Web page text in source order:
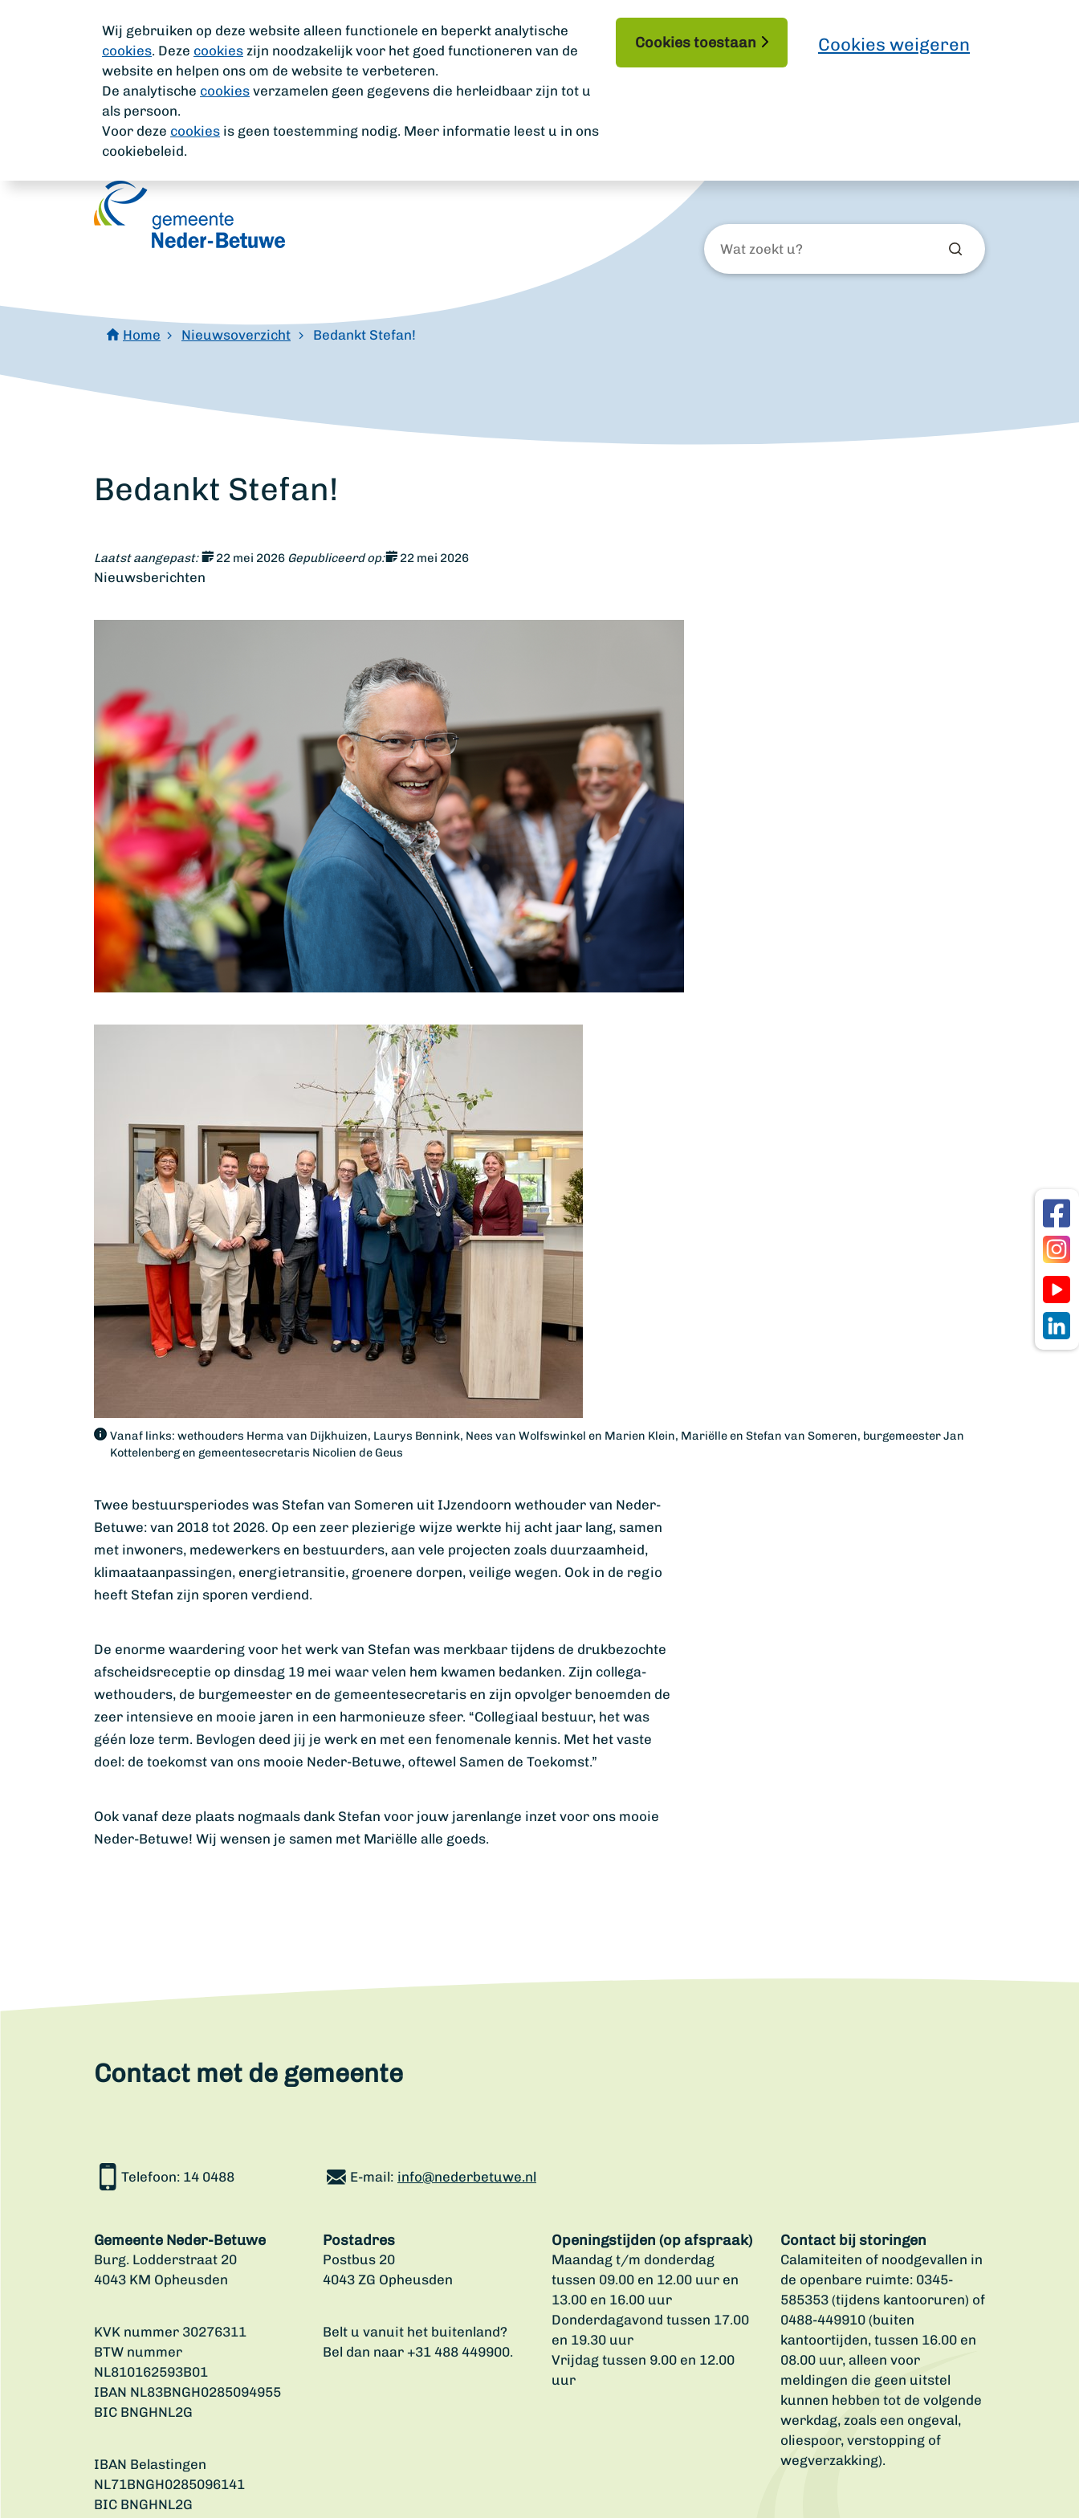
Wij gebruiken op deze website alleen functionele en beperkt analytische
cookies. Deze cookies zijn noodzakelijk voor het goed functioneren van de
website en helpen ons om de website te verbeteren.
De analytische cookies verzamelen geen gegevens die herleidbaar zijn tot u
als persoon.
Voor deze cookies is geen toestemming nodig. Meer informatie leest u in ons
cookiebeleid.
Cookies toestaan Cookies weigeren
Wat
zoekt
u?
Home Nieuwsoverzicht Bedankt Stefan!
Bedankt Stefan!
Laatst aangepast: 22 mei 2026 Gepubliceerd op: 22 mei 2026
Nieuwsberichten
Vanaf links: wethouders Herma van Dijkhuizen, Laurys Bennink, Nees van Wolfswinkel en Marien Klein, Mariëlle en Stefan van Someren, burgemeester Jan
Kottelenberg en gemeentesecretaris Nicolien de Geus
Twee bestuursperiodes was Stefan van Someren uit IJzendoorn wethouder van Neder-
Betuwe: van 2018 tot 2026. Op een zeer plezierige wijze werkte hij acht jaar lang, samen
met inwoners, medewerkers en bestuurders, aan vele projecten zoals duurzaamheid,
klimaataanpassingen, energietransitie, groenere dorpen, veilige wegen. Ook in de regio
heeft Stefan zijn sporen verdiend.
De enorme waardering voor het werk van Stefan was merkbaar tijdens de drukbezochte
afscheidsreceptie op dinsdag 19 mei waar velen hem kwamen bedanken. Zijn collega-
wethouders, de burgemeester en de gemeentesecretaris en zijn opvolger benoemden de
zeer intensieve en mooie jaren in een harmonieuze sfeer. “Collegiaal bestuur, het was
géén loze term. Bevlogen deed jij je werk en met een fenomenale kennis. Met het vaste
doel: de toekomst van ons mooie Neder-Betuwe, oftewel Samen de Toekomst.”
Ook vanaf deze plaats nogmaals dank Stefan voor jouw jarenlange inzet voor ons mooie
Neder-Betuwe! Wij wensen je samen met Mariëlle alle goeds.
Contact met de gemeente
Telefoon: 14 0488 E-mail: info@nederbetuwe.nl
Gemeente Neder-Betuwe
Burg. Lodderstraat 20
4043 KM Opheusden
KVK nummer 30276311
BTW nummer
NL810162593B01
IBAN NL83BNGH0285094955
BIC BNGHNL2G
IBAN Belastingen
NL71BNGH0285096141
BIC BNGHNL2G
Postadres
Postbus 20
4043 ZG Opheusden
Belt u vanuit het buitenland?
Bel dan naar +31 488 449900.
Openingstijden (op afspraak)
Maandag t/m donderdag
tussen 09.00 en 12.00 uur en
13.00 en 16.00 uur
Donderdagavond tussen 17.00
en 19.30 uur
Vrijdag tussen 9.00 en 12.00
uur
Contact bij storingen
Calamiteiten of noodgevallen in
de openbare ruimte: 0345-
585353 (tijdens kantooruren) of
0488-449910 (buiten
kantoortijden, tussen 16.00 en
08.00 uur, alleen voor
meldingen die geen uitstel
kunnen hebben tot de volgende
werkdag, zoals een ongeval,
oliespoor, verstopping of
wegverzakking).